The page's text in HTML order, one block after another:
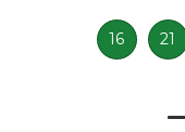
16 21